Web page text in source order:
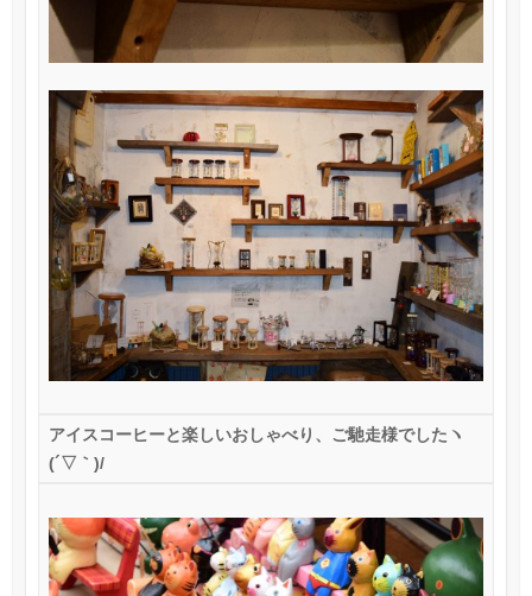
アイスコーヒーと楽しいおしゃべり、ご馳走様でしたヽ
(´▽｀ )/